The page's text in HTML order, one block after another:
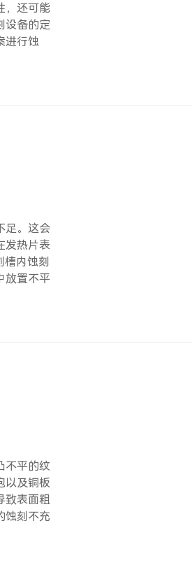
，还可能
设备的定
进行蚀
足。这会
发热片表
内蚀刻
放置不平
不平的纹
以及铜板
致表面粗
蚀刻不充